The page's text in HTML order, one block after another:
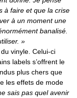
à faire et que la crise
à un moment une
banalisé.
»
vinyle. Celui-ci
labels s’offrent le
plus chers que
les effets de mode
sais pas quel avenir